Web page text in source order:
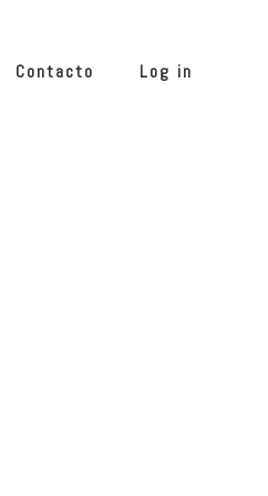
Contacto Log in